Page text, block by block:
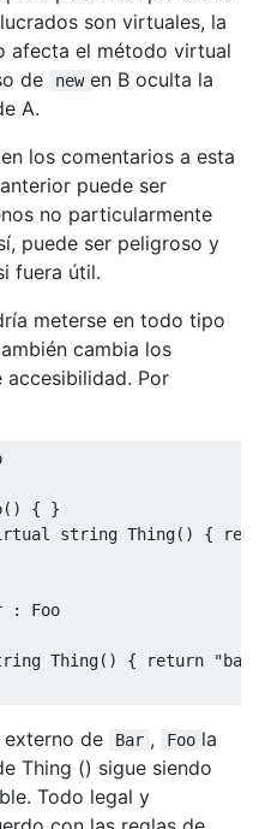
son virtuales, la
afecta el método virtual
de
new en B oculta la
A.
los comentarios a esta
puede ser
no particularmente
puede ser peligroso y
fuera útil.
meterse en todo tipo
cambia los
Por
() {
}
string Thing() {
:
Foo
Thing() { return
externo de Bar , Foo la
Thing () sigue siendo
Todo legal y